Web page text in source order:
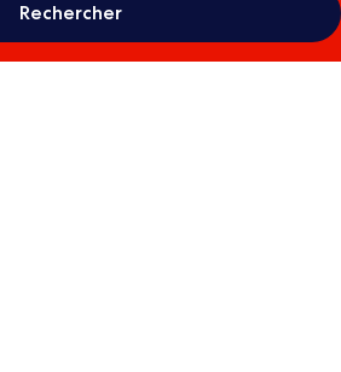
Rechercher